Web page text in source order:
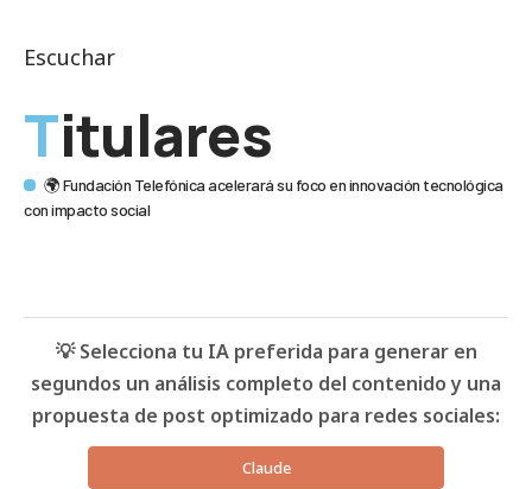
Escuchar
Titulares
🌍 Fundación Telefónica acelerará su foco en innovación tecnológica
con impacto social
💡 Selecciona tu IA preferida para generar en
segundos un análisis completo del contenido y una
propuesta de post optimizado para redes sociales:
Claude